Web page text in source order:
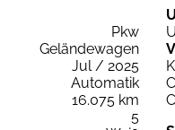
Pkw
Geländewagen
Jul / 2025
Automatik
16.075 km
5